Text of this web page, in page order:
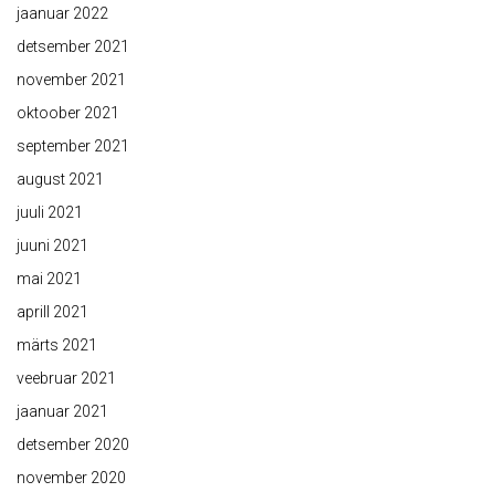
jaanuar 2022
detsember 2021
november 2021
oktoober 2021
september 2021
august 2021
juuli 2021
juuni 2021
mai 2021
aprill 2021
märts 2021
veebruar 2021
jaanuar 2021
detsember 2020
november 2020